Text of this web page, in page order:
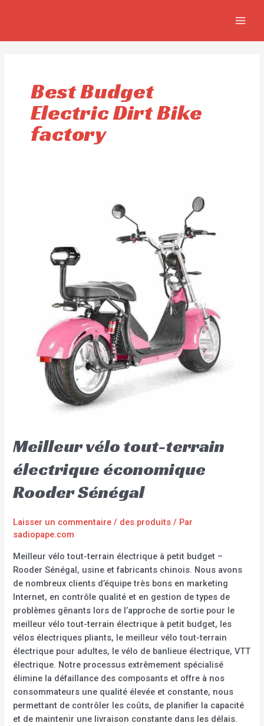
Best Budget
Electric Dirt Bike
factory
Meilleur vélo tout-terrain
électrique économique
Rooder Sénégal
Laisser un commentaire / des produits / Par
sadiopape.com
Meilleur vélo tout-terrain électrique à petit budget –
Rooder Sénégal, usine et fabricants chinois. Nous avons
de nombreux clients d’équipe très bons en marketing
Internet, en contrôle qualité et en gestion de types de
problèmes gênants lors de l’approche de sortie pour le
meilleur vélo tout-terrain électrique à petit budget, les
vélos électriques pliants, le meilleur vélo tout-terrain
électrique pour adultes, le vélo de banlieue électrique, VTT
électrique. Notre processus extrêmement spécialisé
élimine la défaillance des composants et offre à nos
consommateurs une qualité élevée et constante, nous
permettant de contrôler les coûts, de planifier la capacité
et de maintenir une livraison constante dans les délais.